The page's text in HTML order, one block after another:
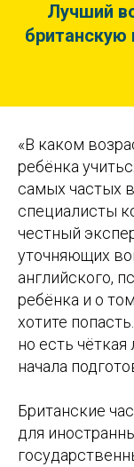
Лучший
британскую
«В каком
ребёнка
самых частых
специалисты
честный
уточняющих
английского,
ребёнка и о
хотите
но есть
начала
Британские
для